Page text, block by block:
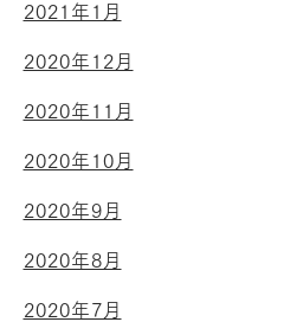
2021年1月
2020年12月
2020年11月
2020年10月
2020年9月
2020年8月
2020年7月